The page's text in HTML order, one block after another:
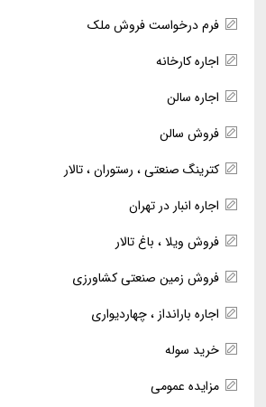
فرم درخواست فروش ملک
اجاره کارخانه
اجاره سالن
فروش سالن
کترینگ صنعتی ، رستوران ، تالار
اجاره انبار در تهران
فروش ویلا ، باغ تالار
فروش زمین صنعتی کشاورزی
اجاره بارانداز ، چهاردیواری
خرید سوله
مزایده عمومی